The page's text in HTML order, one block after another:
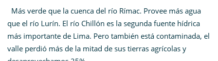
Más verde que la cuenca del río Rímac. Provee más agua
que el río Lurín. El río Chillón es la segunda fuente hídrica
más importante de Lima. Pero también está contaminada, el
valle perdió más de la mitad de sus tierras agrícolas y